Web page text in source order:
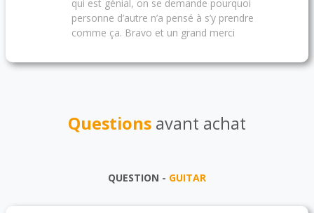
qui est génial, on se demande pourquoi
personne d’autre n’a pensé à s’y prendre
comme ça. Bravo et un grand merci
Questions avant achat
QUESTION - GUITAR